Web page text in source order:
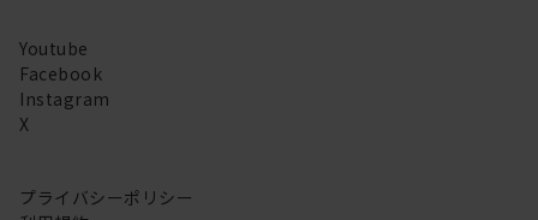
Youtube
Facebook
Instagram
X
プライバシーポリシー